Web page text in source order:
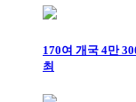
170여 개국 4만
최